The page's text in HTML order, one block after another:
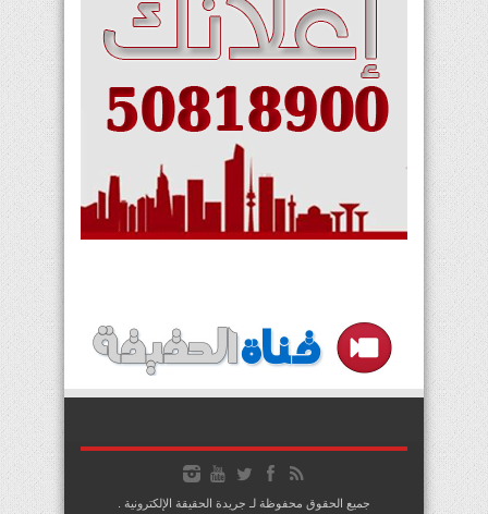
جميع الحقوق محفوظة لـ جريدة الحقيقة الإلكترونية .